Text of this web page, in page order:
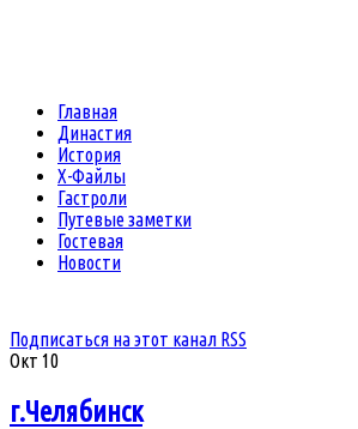
Главная
Династия
История
Х-Файлы
Гастроли
Путевые заметки
Гостевая
Новости
Подписаться на этот канал RSS
Окт 10
г.Челябинск